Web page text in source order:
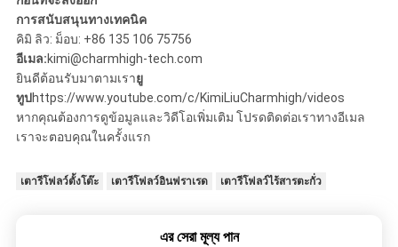
การสนับสนุนทางเทคนิค
คิมิ ลิว: ม็อบ: +86 135 106 75756
อีเมล:kimi@charmhigh-tech.com
ยินดีต้อนรับมาตามเรายู
ทูปhttps://www.youtube.com/c/KimiLiuCharmhigh/videos
หากคุณต้องการดูข้อมูลและวิดีโอเพิ่มเติม โปรดติดต่อเราทางอีเมล
เราจะตอบคุณในครั้งแรก
เตารีโฟลว์ตั้งโต๊ะ เตารีโฟลว์อินฟราเรด เตารีโฟลว์ไร้สารตะกั่ว
এর সেরা মূল্য পান